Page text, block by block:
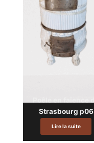
Strasbourg p06
Lire la suite